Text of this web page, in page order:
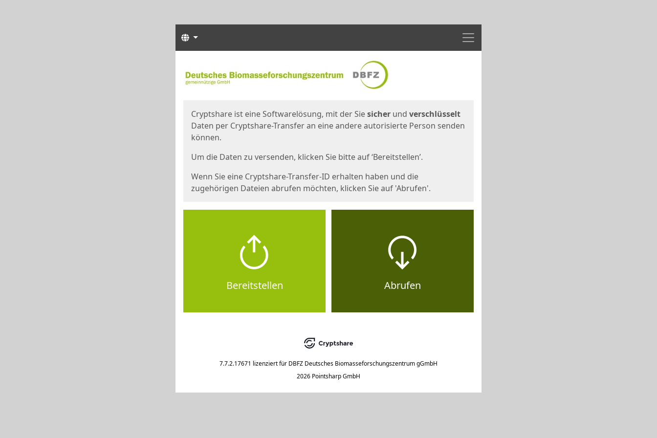
Menü
Sprachen
Cryptshare ist eine Softwarelösung, mit der Siesicher und verschlüsselt
Daten per Cryptshare-Transfer an eine andere autorisierte Person senden
können.
Um die Daten zu versenden, klicken Sie bitte auf ‘Bereitstellen’.
Wenn Sie eine Cryptshare-Transfer-ID erhalten haben und die
zugehörigen Dateien abrufen möchten, klicken Sie auf 'Abrufen'.
Bereitstellen Abrufen
7.7.2.17671 lizenziert für DBFZ Deutsches Biomasseforschungszentrum gGmbH
2026 Pointsharp GmbH